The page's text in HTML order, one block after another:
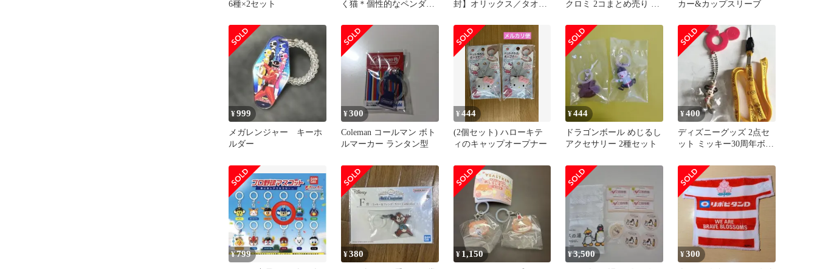
6種×2セット
く猫＊個性的なペンダン
きな方へ
封】オリックス／タオル
ー(セット)
クロミ 2コまとめ売り サ
カー&カップスリーブ
¥999
メガレンジャー キーホ
ルダー
¥300
Coleman コールマン ボト
ルマーカー ランタン型
¥444
(2個セット) ハローキテ
ィのキャップオープナー
¥444
ドラゴンボール めじるし
アクセサリー 2種セット
¥400
ディズニーグッズ 2点セ
ット ミッキー30周年ボト
ラップ
¥799 ¥380 ¥ 1,150 ¥3,500 ¥300